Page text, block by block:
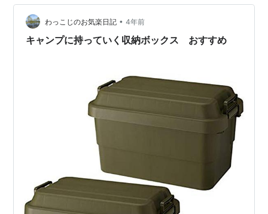
ね！ #100均 にて、乾電池式のレトロで…
わっこじのお気楽日記 • 4年前
キャンプに持っていく収納ボックス おすすめ